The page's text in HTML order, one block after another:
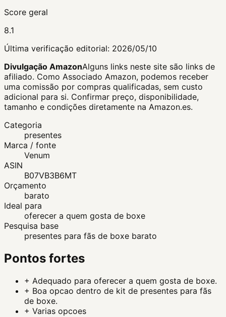
Score geral
8.1
Última verificação editorial: 2026/05/10
Divulgação AmazonAlguns links neste site são links de
afiliado. Como Associado Amazon, podemos receber
uma comissão por compras qualificadas, sem custo
adicional para si. Confirmar preço, disponibilidade,
tamanho e condições diretamente na Amazon.es.
Categoria
presentes
Marca / fonte
Venum
ASIN
B07VB3B6MT
Orçamento
barato
Ideal para
oferecer a quem gosta de boxe
Pesquisa base
presentes para fãs de boxe barato
Pontos fortes
+ Adequado para oferecer a quem gosta de boxe.
+ Boa opcao dentro de kit de presentes para fãs
de boxe.
+ Varias opcoes